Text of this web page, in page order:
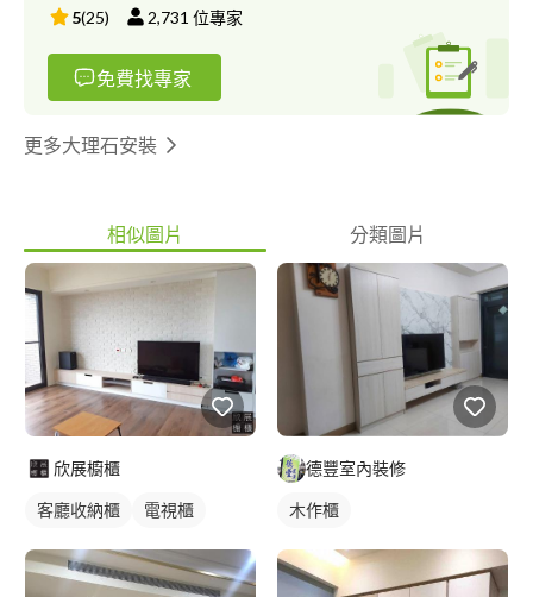
5(25) 2,731 位專家
免費找專家
更多大理石安裝
相似圖片 分類圖片
欣展櫥櫃
客廳收納櫃 電視櫃
德豐室內裝修
木作櫃